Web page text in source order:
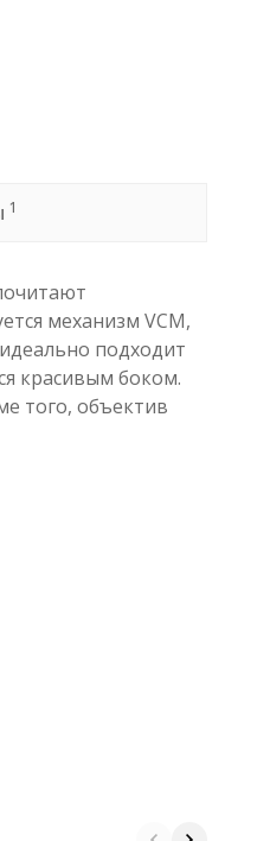
1
механизм VCM,
подходит
красивым боком.
того, объектив